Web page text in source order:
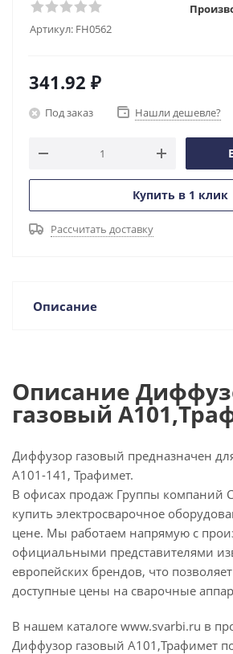
Артикул: FH0562
341.92 ₽
Под заказ Нашли дешевле?
Купить в 1 клик
Рассчитать доставку
Описание
Описание
газовый
Диффузор газовый предназначен
А101-141, Трафимет.
В офисах продаж Группы компаний
купить электросварочное
цене. Мы работаем напрямую с
официальными представителями
европейских брендов, что
доступные цены на сварочные
В нашем каталоге www.svarbi.ru в
Диффузор газовый A101,Трафимет